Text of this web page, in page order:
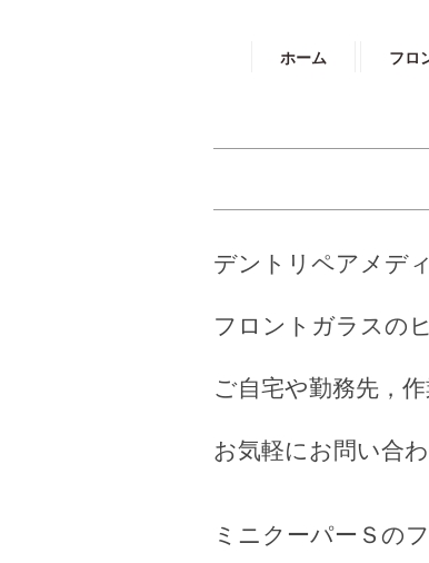
ホーム フロ
デントリペアメデ
フロントガラスの
ご自宅や勤務先，
お気軽にお問い合
ミニクーパーＳの